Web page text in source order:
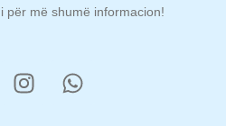
për më shumë informacion!